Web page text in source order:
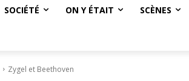
SOCIÉTÉ ON Y ÉTAIT SCÈNES
Zygel et Beethoven